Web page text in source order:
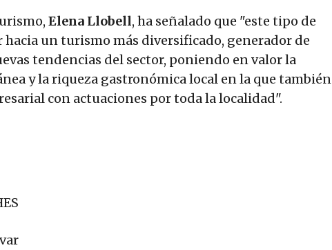
Elena Llobell, ha señalado que "este tipo de
un turismo más diversificado, generador de
tendencias del sector, poniendo en valor la
y la riqueza gastronómica local en la que también
con actuaciones por toda la localidad".